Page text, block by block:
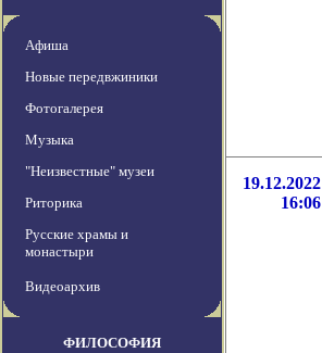
Афиша
Новые передвжиники
Фотогалерея
Музыка
"Неизвестные" музеи
Риторика
Русские храмы и
монастыри
Видеоархив
ФИЛОСОФИЯ
19.12.2022
16:06